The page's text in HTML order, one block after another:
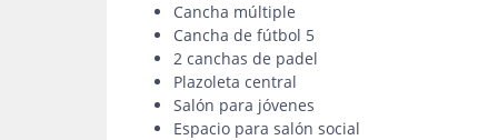
Cancha múltiple
Cancha de fútbol 5
2 canchas de padel
Plazoleta central
Salón para jóvenes
Espacio para salón social